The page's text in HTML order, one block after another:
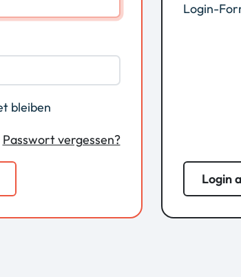
bleiben
Passwort vergessen?
Login-
Login